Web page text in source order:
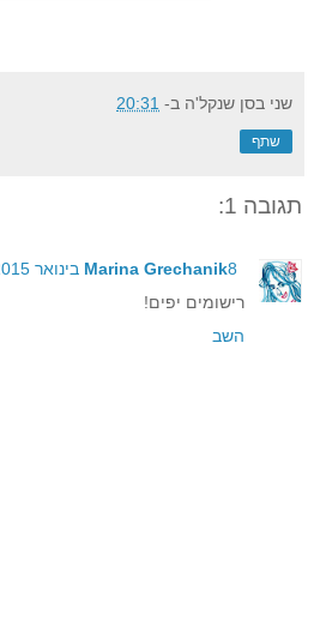
שני בסן שנקל'ה ב- 20:31
שתף
תגובה 1:
Marina Grechanik8 בינואר 2015 בשעה 12:58
רישומים יפים!
השב